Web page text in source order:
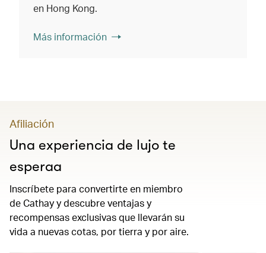
en Hong Kong.
Más información
Afiliación
Una experiencia de lujo te
esperaa
Inscríbete para convertirte en miembro
de Cathay y descubre ventajas y
recompensas exclusivas que llevarán su
vida a nuevas cotas, por tierra y por aire.